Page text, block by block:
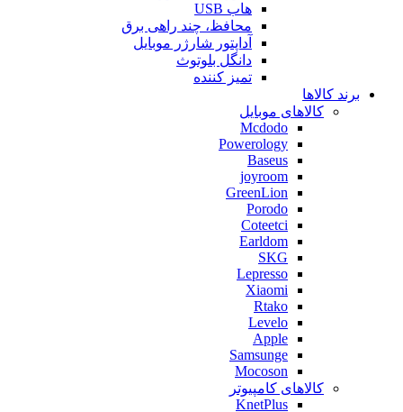
هاب USB
محافظ، چند راهی برق
آداپتور شارژر موبایل
دانگل بلوتوث
تمیز کننده
برند کالاها
کالاهای موبایل
Mcdodo
Powerology
Baseus
joyroom
GreenLion
Porodo
Coteetci
Earldom
SKG
Lepresso
Xiaomi
Rtako
Levelo
Apple
Samsunge
Mocoson
کالاهای کامپیوتر
KnetPlus